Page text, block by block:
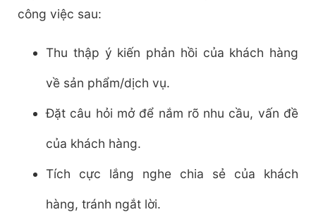
công việc sau:
Thu thập ý kiến phản hồi của khách hàng
về sản phẩm/dịch vụ.
Đặt câu hỏi mở để nắm rõ nhu cầu, vấn đề
của khách hàng.
Tích cực lắng nghe chia sẻ của khách
hàng, tránh ngắt lời.